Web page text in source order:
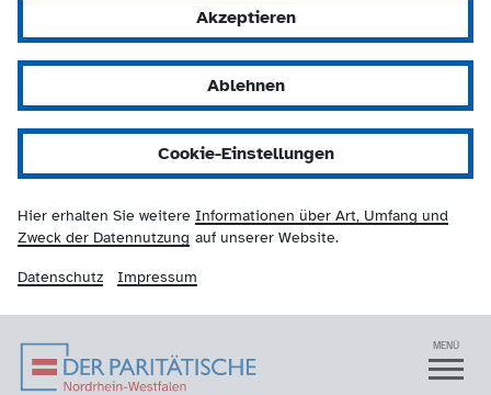
Akzeptieren
Ablehnen
Cookie-Einstellungen
Hier erhalten Sie weitere Informationen über Art, Umfang und
Zweck der Datennutzung auf unserer Website.
Datenschutz Impressum
Der Paritätische NRW
Navigation MENÜ